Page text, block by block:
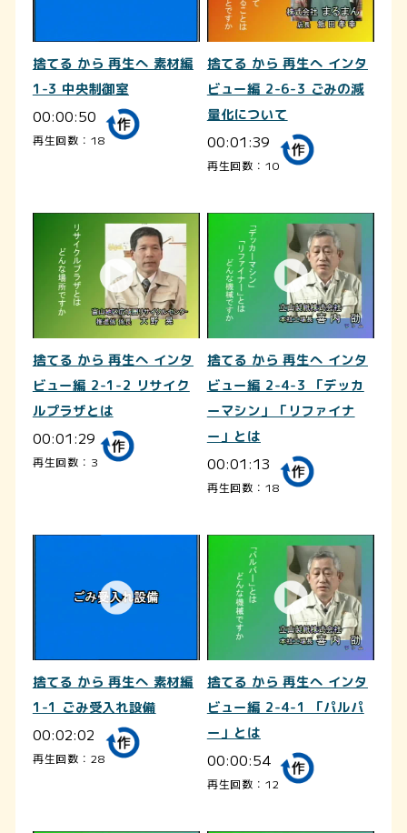
捨てる から 再生へ 素材編
1-3 中央制御室
00:00:50
再生回数：18
捨てる から 再生へ インタ
ビュー編 2-6-3 ごみの減
量化について
00:01:39
再生回数：10
捨てる から 再生へ インタ
ビュー編 2-1-2 リサイク
ルプラザとは
00:01:29
再生回数：3
捨てる から 再生へ インタ
ビュー編 2-4-3 「デッカ
ーマシン」「リファイナ
ー」とは
00:01:13
再生回数：18
捨てる から 再生へ 素材編
1-1 ごみ受入れ設備
00:02:02
再生回数：28
捨てる から 再生へ インタ
ビュー編 2-4-1 「パルパ
ー」とは
00:00:54
再生回数：12